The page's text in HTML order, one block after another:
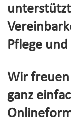
Pflege
Wir
ganz